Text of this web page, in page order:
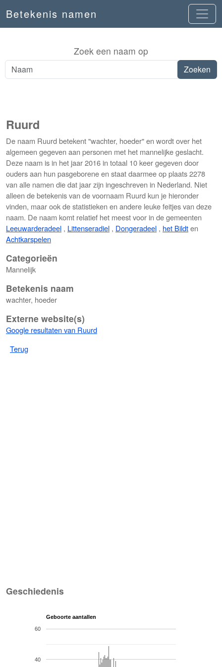
Betekenis namen
Zoek een naam op
Ruurd
De naam Ruurd betekent "wachter, hoeder" en wordt over het
algemeen gegeven aan personen met het mannelijke geslacht.
Deze naam is in het jaar 2016 in totaal 10 keer gegeven door
ouders aan hun pasgeborene en staat daarmee op plaats 2278
van alle namen die dat jaar zijn ingeschreven in Nederland. Niet
alleen de betekenis van de voornaam Ruurd kun je hieronder
vinden, maar ook de statistieken en andere leuke feitjes van deze
naam. De naam komt relatief het meest voor in de gemeenten
Leeuwarderadeel , Littenseradiel , Dongeradeel , het Bildten
Achtkarspelen
Categorieën
Mannelijk
Betekenis naam
wachter, hoeder
Externe website(s)
Google resultaten van Ruurd
Terug
Geschiedenis
Geboorte aantallen
40
60